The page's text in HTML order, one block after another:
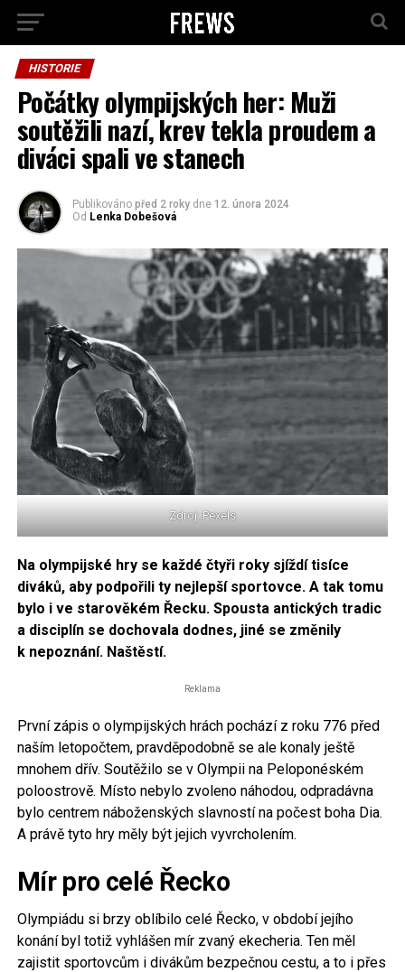
HISTORIE
Počátky olympijských her: Muži
soutěžili nazí, krev tekla proudem a
diváci spali ve stanech
Publikováno před 2 roky dne 12. února 2024
Od Lenka Dobešová
Zdroj: Pexels
Na olympijské hry se každé čtyři roky sjíždí tisíce
diváků, aby podpořili ty nejlepší sportovce. A tak tomu
bylo i ve starověkém Řecku. Spousta antických tradic
a disciplín se dochovala dodnes, jiné se změnily
k nepoznání. Naštěstí.
Reklama
První zápis o olympijských hrách pochází z roku 776 před
naším letopočtem, pravděpodobně se ale konaly ještě
mnohem dřív. Soutěžilo se v Olympii na Peloponéském
poloostrově. Místo nebylo zvoleno náhodou, odpradávna
bylo centrem náboženských slavností na počest boha Dia.
A právě tyto hry měly být jejich vyvrcholením.
Mír pro celé Řecko
Olympiádu si brzy oblíbilo celé Řecko, v období jejího
konání byl totiž vyhlášen mír zvaný ekecheria. Ten měl
zajistit sportovcům i divákům bezpečnou cestu, a to i přes